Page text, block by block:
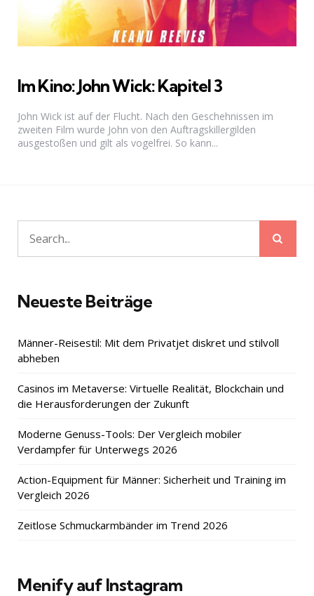
Im Kino: John Wick: Kapitel 3
John Wick ist auf der Flucht. Nach den Geschehnissen im
zweiten Film wurde John von den Auftragskillergilden
ausgestoßen und gilt als vogelfrei. So kann...
Search
for:
Neueste Beiträge
Männer-Reisestil: Mit dem Privatjet diskret und stilvoll
abheben
Casinos im Metaverse: Virtuelle Realität, Blockchain und
die Herausforderungen der Zukunft
Moderne Genuss-Tools: Der Vergleich mobiler
Verdampfer für Unterwegs 2026
Action-Equipment für Männer: Sicherheit und Training im
Vergleich 2026
Zeitlose Schmuckarmbänder im Trend 2026
Menify auf Instagram